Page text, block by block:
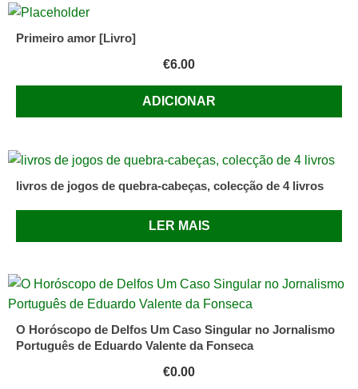
Primeiro amor [Livro]
€6.00
ADICIONAR
livros de jogos de quebra-cabeças, colecção de 4 livros
LER MAIS
O Horóscopo de Delfos Um Caso Singular no Jornalismo
Português de Eduardo Valente da Fonseca
€0.00